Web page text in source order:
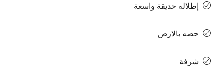
إطلاله حديقة واسعة
حصه بالارض
شرفة